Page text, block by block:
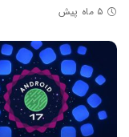
۵ ماه پیش